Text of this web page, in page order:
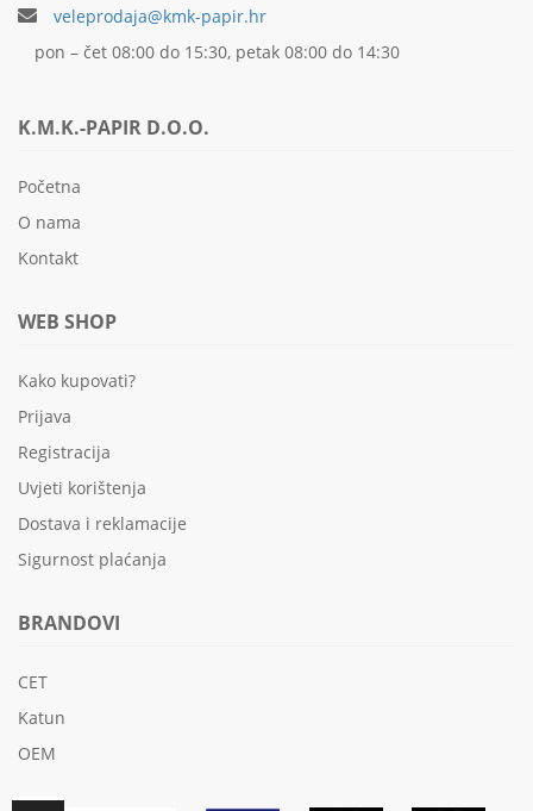
veleprodaja@kmk-papir.hr
pon – čet 08:00 do 15:30, petak 08:00 do 14:30
K.M.K.-PAPIR D.O.O.
Početna
O nama
Kontakt
WEB SHOP
Kako kupovati?
Prijava
Registracija
Uvjeti korištenja
Dostava i reklamacije
Sigurnost plaćanja
BRANDOVI
CET
Katun
OEM